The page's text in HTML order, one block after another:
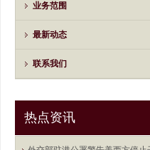
业务范围
最新动态
联系我们
热点资讯